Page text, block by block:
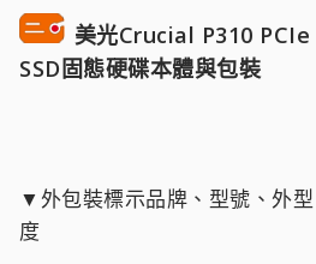
美光Crucial P310
SSD固態硬碟本體與包裝
▼外包裝標示品牌、型號、外
度